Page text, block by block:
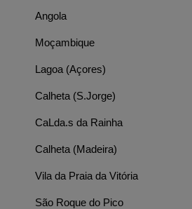
Angola
Moçambique
Lagoa (Açores)
Calheta (S.Jorge)
CaLda.s da Rainha
Calheta (Madeira)
Vila da Praia da Vitória
São Roque do Pico